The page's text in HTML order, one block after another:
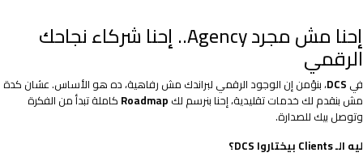
إحنا مش مجرد Agency.. إحنا شركاء نجاحك
الرقمي
في DCS، بنؤمن إن الوجود الرقمي لبراندك مش رفاهية، ده هو الأساس. عشان كدة
مش بنقدم لك خدمات تقليدية، إحنا بنرسم لك Roadmap كاملة تبدأ من الفكرة
وتوصل بيك للصدارة.
ليه الـ Clients بيختاروا DCS؟